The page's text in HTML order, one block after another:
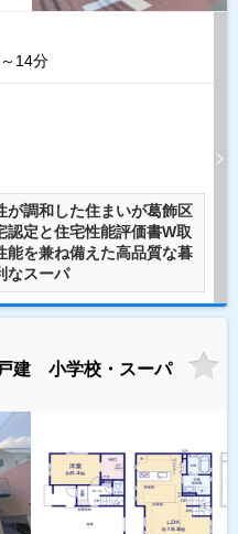
14分
が調和した住まいが葛飾区
定と住宅性能評価書W取
能を兼ね備えた高品質な暮
なスーパ
建 小学校・スーパ